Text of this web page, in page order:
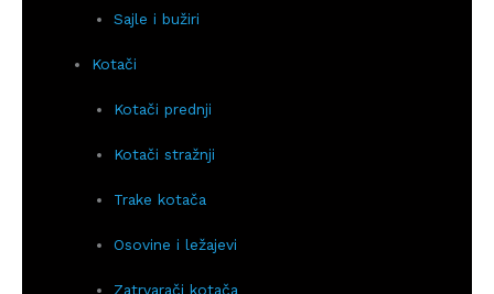
Sajle i bužiri
Kotači
Kotači prednji
Kotači stražnji
Trake kotača
Osovine i ležajevi
Zatrvarači kotača